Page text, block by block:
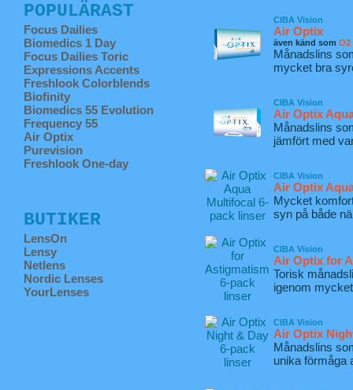
POPULÄRAST
Focus Dailies
Biomedics 1 Day
Focus Dailies Toric
Expressions Accents
Freshlook Colorblends
Biofinity
Biomedics 55 Evolution
Frequency 55
Air Optix
Purevision
Freshlook One-day
BUTIKER
LensOn
Lensy
Netlens
Nordic Lenses
YourLenses
CIBA Vision
Air Optix
även känd som O2
Månadslins
mycket bra
CIBA Vision
Air Optix
Månadslins
jämfört med
CIBA Vision
Air Optix
Mycket
syn på både
CIBA Vision
Air Optix for
Torisk
igenom
CIBA Vision
Air Optix
Månadslins
unika förmåga